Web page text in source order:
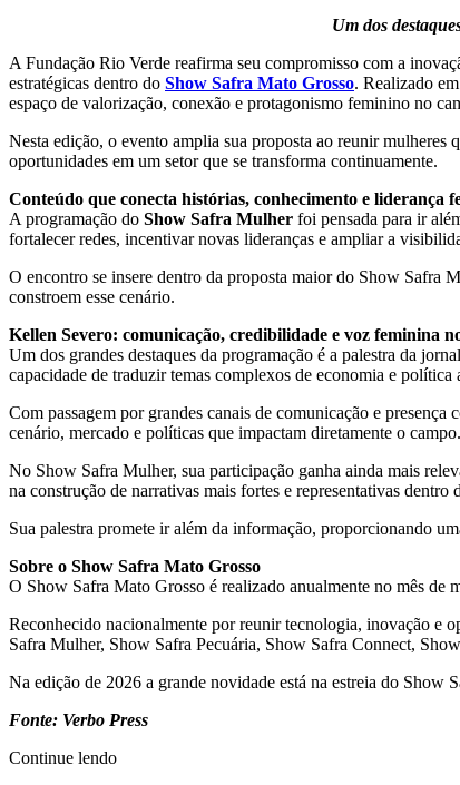
Um dos
A Fundação Rio Verde reafirma seu compromisso com a
estratégicas dentro do Show Safra Mato Grosso. Realizado
espaço de valorização, conexão e protagonismo feminino no
Nesta edição, o evento amplia sua proposta ao reunir
oportunidades em um setor que se transforma continuamente.
Conteúdo que conecta histórias, conhecimento e liderança
A programação do Show Safra Mulher foi pensada para ir
fortalecer redes, incentivar novas lideranças e ampliar a
O encontro se insere dentro da proposta maior do Show Safra
constroem esse cenário.
Kellen Severo: comunicação, credibilidade e voz feminina
Um dos grandes destaques da programação é a palestra da
capacidade de traduzir temas complexos de economia e
Com passagem por grandes canais de comunicação e
cenário, mercado e políticas que impactam diretamente o campo.
No Show Safra Mulher, sua participação ganha ainda mais
na construção de narrativas mais fortes e representativas dentro
Sua palestra promete ir além da informação, proporcionando
Sobre o Show Safra Mato Grosso
O Show Safra Mato Grosso é realizado anualmente no mês de
Reconhecido nacionalmente por reunir tecnologia, inovação e
Safra Mulher, Show Safra Pecuária, Show Safra Connect,
Na edição de 2026 a grande novidade está na estreia do Show
Fonte: Verbo Press
Continue lendo